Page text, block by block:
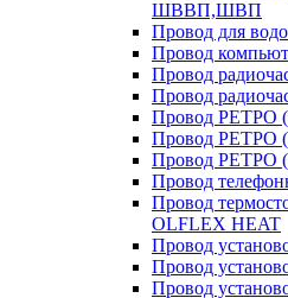
ШВВП,ШВП
Провод для
Провод
Провод
Провод
Провод РЕТРО
Провод РЕТРО
Провод
Провод
Провод
OLFLEX HEAT
Провод
Провод
Провод